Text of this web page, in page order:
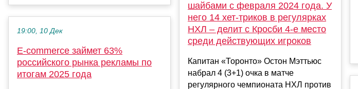
19:00, 10 Дек
E-commerce займет 63%
российского рынка рекламы по
итогам 2025 года
шайбами с февраля 2024 года. У
него 14 хет-триков в регулярках
НХЛ – делит с Кросби 4-е место
среди действующих игроков
Капитан «Торонто» Остон Мэттьюс
набрал 4 (3+1) очка в матче
регулярного чемпионата НХЛ против